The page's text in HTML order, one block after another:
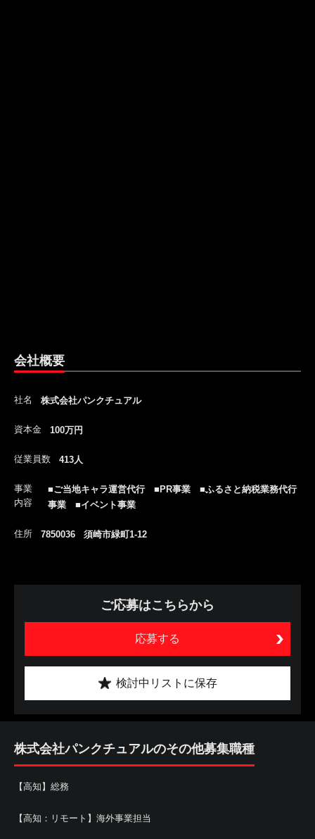
会社概要
社名 株式会社パンクチュアル
資本金 100万円
従業員数 413人
事業
内容
■ご当地キャラ運営代行 ■PR事業 ■ふるさと納税業務代行
事業 ■イベント事業
住所 7850036 須崎市緑町1-12
ご応募はこちらから
応募する
検討中リストに保存
株式会社パンクチュアルのその他募集職種
【高知】総務
【高知：リモート】海外事業担当